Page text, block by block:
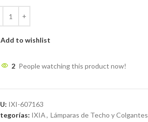
Add to wishlist
2 People watching this product now!
IXI-607163
IXIA, Lámparas de Techo y Colgantes